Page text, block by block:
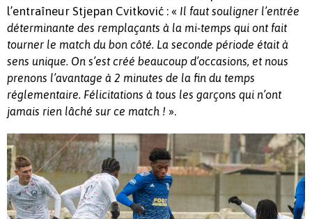
l’entraîneur Stjepan Cvitković : « Il faut souligner l’entrée
déterminante des remplaçants à la mi-temps qui ont fait
tourner le match du bon côté. La seconde période était à
sens unique. On s’est créé beaucoup d’occasions, et nous
prenons l’avantage à 2 minutes de la fin du temps
réglementaire. Félicitations à tous les garçons qui n’ont
jamais rien lâché sur ce match ! ».